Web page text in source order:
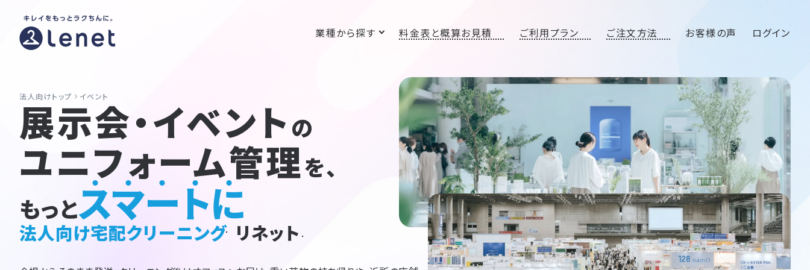
業種から探す 料金表と概算お見積 ご利用プラン ご注文方法 お客様の声 ログイン
法人向けトップ イベント
展示会・イベント の
ユニフォーム管理を、
もっとスマートに
法人向け宅配クリーニング リネット